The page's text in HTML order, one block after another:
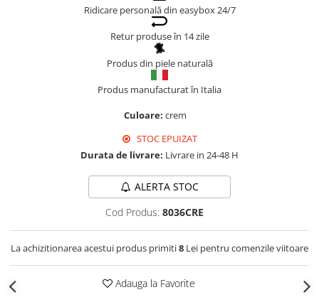
Ridicare personală din easybox 24/7
Retur produse în 14 zile
Produs din piele naturală
Produs manufacturat în Italia
Culoare: crem
STOC EPUIZAT
Durata de livrare: Livrare in 24-48 H
ALERTA STOC
Cod Produs: 8036CRE
La achizitionarea acestui produs primiti8 Lei pentru comenzile viitoare
Adauga la Favorite